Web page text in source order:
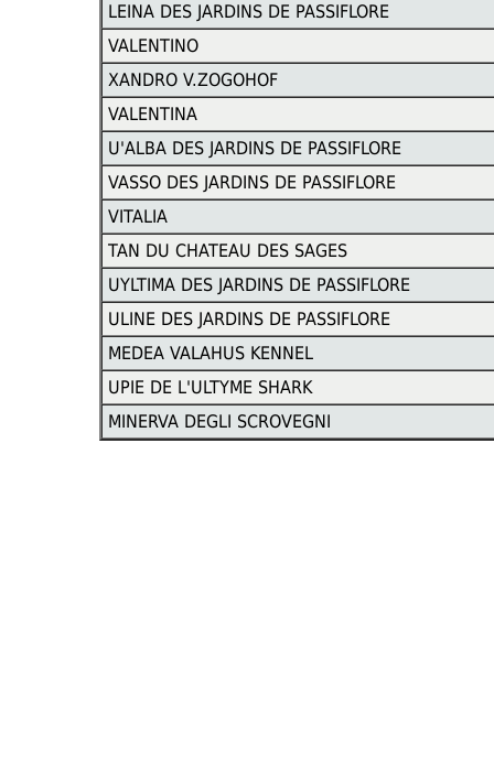
LEINA DES JARDINS DE PASSIFLORE
VALENTINO
XANDRO V.ZOGOHOF
VALENTINA
U'ALBA DES JARDINS DE PASSIFLORE
VASSO DES JARDINS DE PASSIFLORE
VITALIA
TAN DU CHATEAU DES SAGES
UYLTIMA DES JARDINS DE PASSIFLORE
ULINE DES JARDINS DE PASSIFLORE
MEDEA VALAHUS KENNEL
UPIE DE L'ULTYME SHARK
MINERVA DEGLI SCROVEGNI